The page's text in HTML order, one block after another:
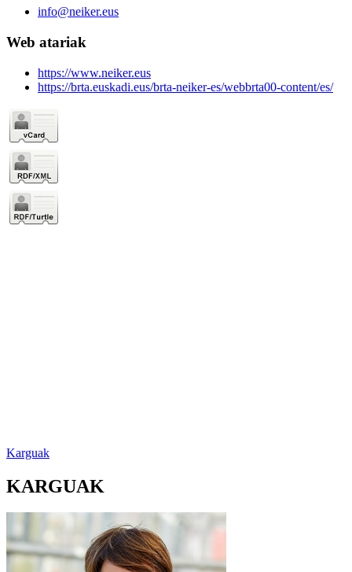
info@neiker.eus
Web atariak
https://www.neiker.eus
https://brta.euskadi.eus/brta-neiker-es/webbrta00-content/es/
Karguak
KARGUAK